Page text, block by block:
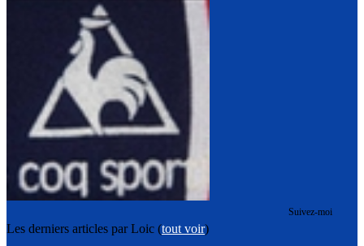
Suivez-moi
Les derniers articles par Loic (tout voir)